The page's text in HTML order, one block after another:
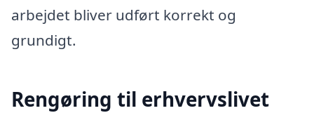
arbejdet bliver udført korrekt og
grundigt.
Rengøring til erhvervslivet